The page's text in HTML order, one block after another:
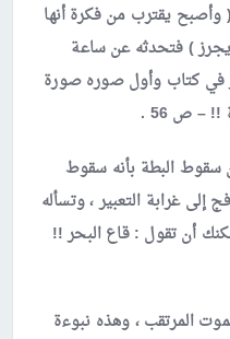
وأصبح يقترب من فكرة أنها
) فتحدثه عن ساعة
في كتاب وأول صوره صورة
– ص 56 .
سقوط البطة بأنه سقوط
غرابة التعبير ، وتسأله
أن تقول : قاع البحر !!
المرتقب ، وهذه نبوءة